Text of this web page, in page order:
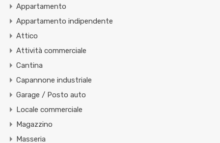
Appartamento
Appartamento indipendente
Attico
Attività commerciale
Cantina
Capannone industriale
Garage / Posto auto
Locale commerciale
Magazzino
Masseria